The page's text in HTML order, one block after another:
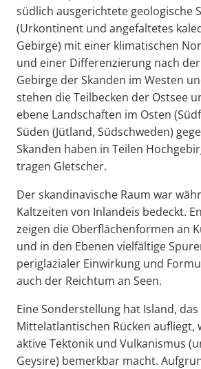
südlich ausgerichtete geologische
(Urkontinent und angefaltetes
Gebirge) mit einer klimatischen
und einer Differenzierung nach
Gebirge der Skanden im Westen
stehen die Teilbecken der Ostsee
ebene Landschaften im Osten
Süden (Jütland, Südschweden)
Skanden haben in Teilen
tragen Gletscher.
Der skandinavische Raum war
Kaltzeiten von Inlandeis bedeckt.
zeigen die Oberflächenformen an
und in den Ebenen vielfältige
periglazialer Einwirkung und
auch der Reichtum an Seen.
Eine Sonderstellung hat Island,
Mittelatlantischen Rücken aufliegt,
aktive Tektonik und Vulkanismus
Geysire) bemerkbar macht.